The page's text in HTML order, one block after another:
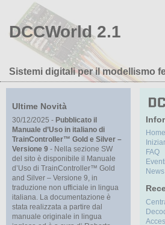
DCCWorld 2.1
Sistemi digitali per il modellismo
Ultime Novità
30/12/2025 - Pubblicato il
Manuale d’Uso in italiano di
TrainController™ Gold e Silver –
Versione 9 - Nella sezione SW
del sito è disponibile il Manuale
d’Uso di TrainController™ Gold
and Silver – Versione 9, in
traduzione non ufficiale in lingua
italiana. La documentazione è
stata realizzata a partire dal
manuale originale in lingua
Home
FAQ
Eventi
News